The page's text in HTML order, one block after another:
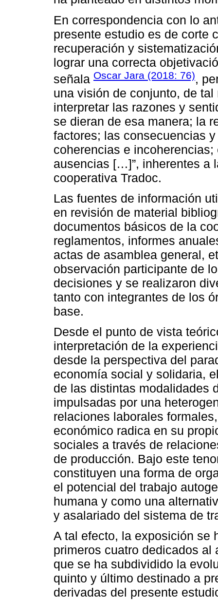
En correspondencia con lo
presente estudio es de corte
recuperación y
lograr una correcta
señala Oscar Jara (2018: 76),
una visión de conjunto, de
interpretar las razones y
se dieran de esa manera; la
factores; las consecuencias
coherencias e
ausencias […]”, inherentes a
cooperativa Tradoc.
Las fuentes de información
en revisión de material
documentos básicos de la
reglamentos, informes
actas de asamblea general,
observación participante de
decisiones y se realizaron
tanto con integrantes de los
base.
Desde el punto de vista
interpretación de la
desde la perspectiva del
economía social y solidaria,
de las distintas modalidades
impulsadas por una
relaciones laborales
económico radica en su
sociales a través de
de producción. Bajo este
constituyen una forma de
el potencial del trabajo
humana y como una
y asalariado del sistema de
A tal efecto, la exposición se
primeros cuatro dedicados
que se ha subdividido la
quinto y último destinado a
derivadas del presente